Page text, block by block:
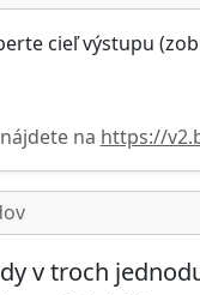
cieľ výstupu
na https://
v troch